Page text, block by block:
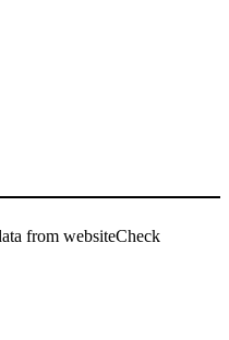
from websiteCheck